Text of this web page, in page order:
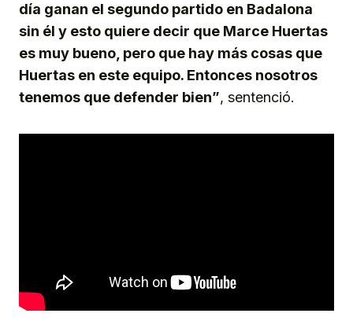
día ganan el segundo partido en Badalona
sin él y esto quiere decir que Marce Huertas
es muy bueno, pero que hay más cosas que
Huertas en este equipo. Entonces nosotros
tenemos que defender bien”, sentenció.